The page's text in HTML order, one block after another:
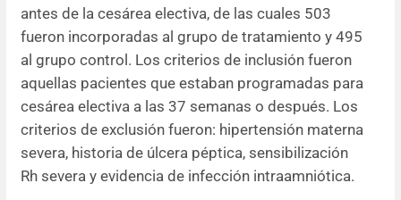
antes de la cesárea electiva, de las cuales 503
fueron incorporadas al grupo de tratamiento y 495
al grupo control. Los criterios de inclusión fueron
aquellas pacientes que estaban programadas para
cesárea electiva a las 37 semanas o después. Los
criterios de exclusión fueron: hipertensión materna
severa, historia de úlcera péptica, sensibilización
Rh severa y evidencia de infección intraamniótica.